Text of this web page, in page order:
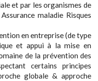
et par les organismes de
maladie Risques
en entreprise (de type
et appui à la mise en
de la prévention des
certains principes
globale & approche